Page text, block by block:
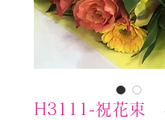
H3111-祝花束